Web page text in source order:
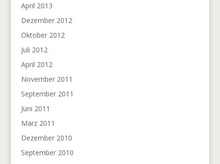
April 2013
Dezember 2012
Oktober 2012
Juli 2012
April 2012
November 2011
September 2011
Juni 2011
März 2011
Dezember 2010
September 2010